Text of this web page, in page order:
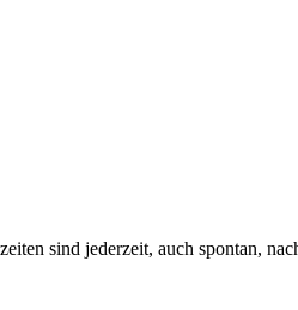
sind jederzeit, auch spontan,